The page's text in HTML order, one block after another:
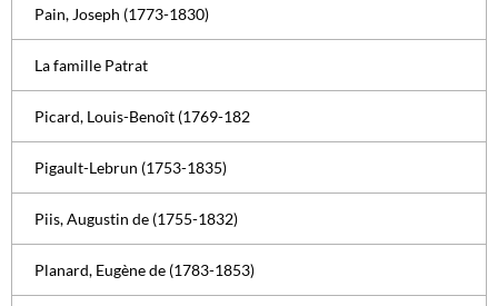
Pain, Joseph (1773-1830)
La famille Patrat
Picard, Louis-Benoît (1769-182
Pigault-Lebrun (1753-1835)
Piis, Augustin de (1755-1832)
Planard, Eugène de (1783-1853)